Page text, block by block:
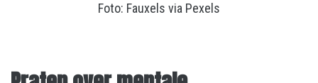
Foto: Fauxels via Pexels